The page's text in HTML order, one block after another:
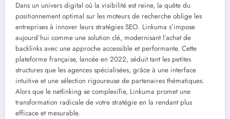
Dans un univers digital où la visibilité est reine, la quête du
positionnement optimal sur les moteurs de recherche oblige les
entreprises à innover leurs stratégies SEO. Linkuma s’impose
aujourd’hui comme une solution clé, modernisant l’achat de
backlinks avec une approche accessible et performante. Cette
plateforme française, lancée en 2022, séduit tant les petites
structures que les agences spécialisées, grâce à une interface
intuitive et une sélection rigoureuse de partenaires thématiques.
Alors que le netlinking se complexifie, Linkuma promet une
transformation radicale de votre stratégie en la rendant plus
efficace et mesurable.